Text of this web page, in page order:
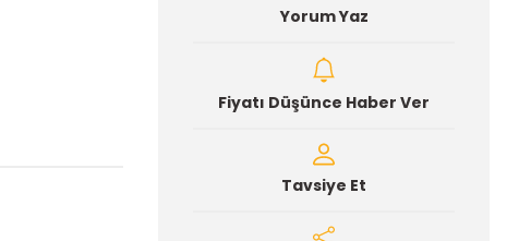
Yorum Yaz
Fiyatı Düşünce Haber Ver
Tavsiye Et